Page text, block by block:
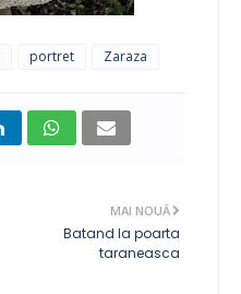
portret Zaraza
MAI NOUĂ
Batand la poarta
taraneasca